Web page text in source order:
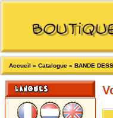
Accueil » Catalogue » BANDE